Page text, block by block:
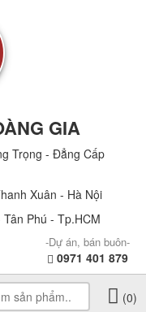
GIA
Trọng - Đẳng Cấp
Xuân - Hà Nội
Phú - Tp.HCM
-Dự án, bán buôn-
0971 401 879
(0)